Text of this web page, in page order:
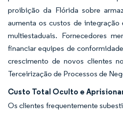
proibição da Flórida sobre
aumenta os custos de integração
multiestaduais. Fornecedores
financiar equipes de
crescimento de novos clientes
Terceirização de Processos de
Custo Total Oculto e
Os clientes frequentemente